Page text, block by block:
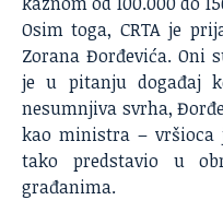
Osim toga, CRTA je
Zorana Đorđevića. Oni
je u pitanju događaj
nesumnjiva svrha,
kao ministra – vršioca
tako predstavio u
građanima.